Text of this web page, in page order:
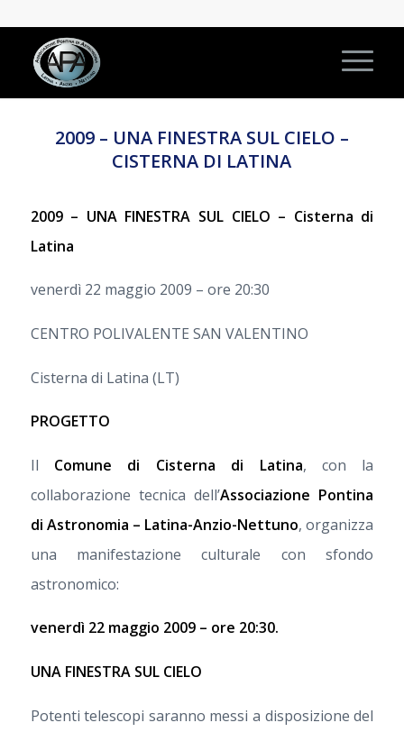
2009 – UNA FINESTRA SUL CIELO –
CISTERNA DI LATINA
2009 – UNA FINESTRA SUL CIELO – Cisterna di
Latina
venerdì 22 maggio 2009 – ore 20:30
CENTRO POLIVALENTE SAN VALENTINO
Cisterna di Latina (LT)
PROGETTO
Il Comune di Cisterna di Latina, con la
collaborazione tecnica dell’Associazione Pontina
di Astronomia – Latina-Anzio-Nettuno, organizza
una manifestazione culturale con sfondo
astronomico:
venerdì 22 maggio 2009 – ore 20:30.
UNA FINESTRA SUL CIELO
Potenti telescopi saranno messi a disposizione del